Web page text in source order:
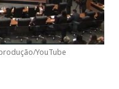
YouTube